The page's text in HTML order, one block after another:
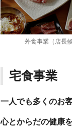
外食事業（店長
宅食事業
一人でも多くのお
心とからだの健康